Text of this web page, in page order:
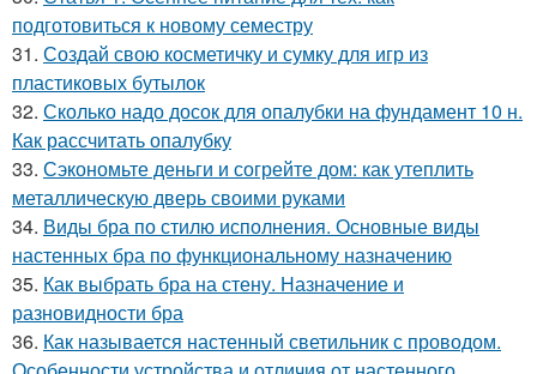
подготовиться к новому семестру
31. Создай свою косметичку и сумку для игр из
пластиковых бутылок
32. Сколько надо досок для опалубки на фундамент 10 н.
Как рассчитать опалубку
33. Сэкономьте деньги и согрейте дом: как утеплить
металлическую дверь своими руками
34. Виды бра по стилю исполнения. Основные виды
настенных бра по функциональному назначению
35. Как выбрать бра на стену. Назначение и
разновидности бра
36. Как называется настенный светильник с проводом.